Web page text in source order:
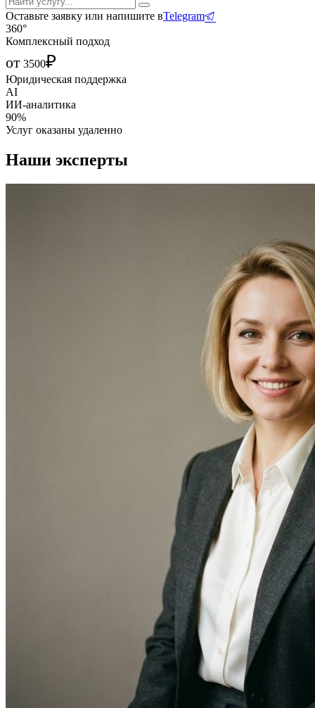
Оставьте заявку или напишите вTelegram
360°
Комплексный подход
от 3500₽
Юридическая поддержка
AI
ИИ-аналитика
90%
Услуг оказаны удаленно
Наши эксперты